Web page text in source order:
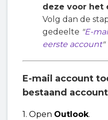
deze voor het
Volg dan de
gedeelte "E-
eerste account"
E-mail account
bestaand account
1. Open Outlook.